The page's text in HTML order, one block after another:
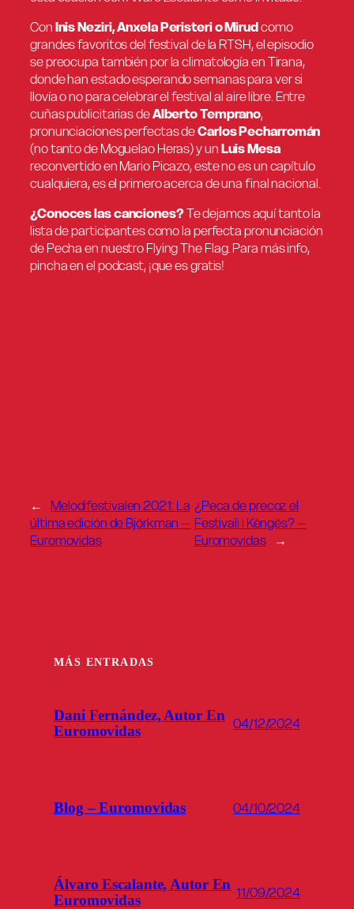
Con Inis Neziri, Anxela Peristeri o Mirudcomo
grandes favoritos del festival de la RTSH, el episodio
se preocupa también por la climatología en Tirana,
donde han estado esperando semanas para ver si
llovía o no para celebrar el festival al aire libre. Entre
cuñas publicitarias deAlberto Temprano,
pronunciaciones perfectas deCarlos Pecharromán
(no tanto de Moguelao Heras) y un Luis Mesa
reconvertido en Mario Picazo, este no es un capítulo
cualquiera, es el primero acerca de una final nacional.
¿Conoces las canciones?Te dejamos aquí tanto la
lista de participantes como la perfecta pronunciación
de Pecha en nuestro Flying The Flag. Para más info,
pincha en el podcast, ¡que es gratis!
←
Melodifestivalen 2021: La
última edición de Björkman –
Euromovidas
¿Peca de precoz el
Festivali i Këngës? –
Euromovidas
→
MÁS ENTRADAS
Dani Fernández, Autor En
Euromovidas
04/12/2024
Blog – Euromovidas 04/10/2024
Álvaro Escalante, Autor En
Euromovidas
11/09/2024